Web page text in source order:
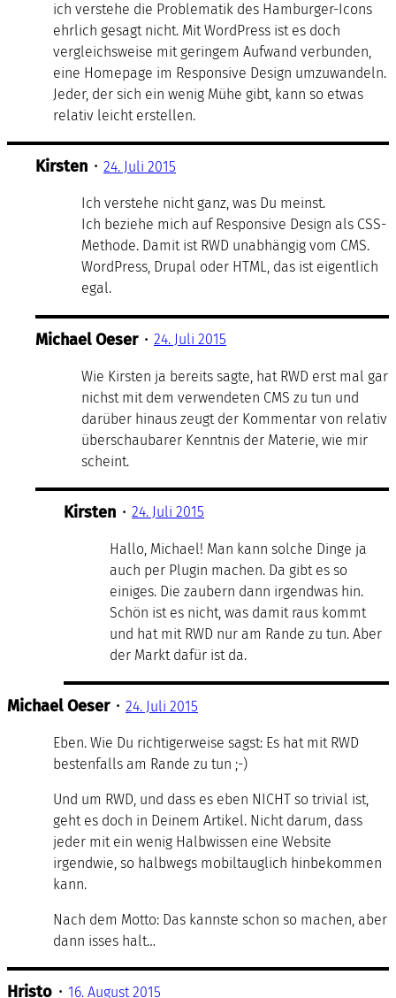
ich verstehe die Problematik des Hamburger-Icons
ehrlich gesagt nicht. Mit WordPress ist es doch
vergleichsweise mit geringem Aufwand verbunden,
eine Homepage im Responsive Design umzuwandeln.
Jeder, der sich ein wenig Mühe gibt, kann so etwas
relativ leicht erstellen.
Kirsten • 24. Juli 2015
Ich verstehe nicht ganz, was Du meinst.
Ich beziehe mich auf Responsive Design als CSS-
Methode. Damit ist RWD unabhängig vom CMS.
WordPress, Drupal oder HTML, das ist eigentlich
egal.
Michael Oeser • 24. Juli 2015
Wie Kirsten ja bereits sagte, hat RWD erst mal gar
nichst mit dem verwendeten CMS zu tun und
darüber hinaus zeugt der Kommentar von relativ
überschaubarer Kenntnis der Materie, wie mir
scheint.
Kirsten • 24. Juli 2015
Hallo, Michael! Man kann solche Dinge ja
auch per Plugin machen. Da gibt es so
einiges. Die zaubern dann irgendwas hin.
Schön ist es nicht, was damit raus kommt
und hat mit RWD nur am Rande zu tun. Aber
der Markt dafür ist da.
Michael Oeser • 24. Juli 2015
Eben. Wie Du richtigerweise sagst: Es hat mit RWD
bestenfalls am Rande zu tun ;-)
Und um RWD, und dass es eben NICHT so trivial ist,
geht es doch in Deinem Artikel. Nicht darum, dass
jeder mit ein wenig Halbwissen eine Website
irgendwie, so halbwegs mobiltauglich hinbekommen
kann.
Nach dem Motto: Das kannste schon so machen, aber
dann isses halt…
Hristo • 16. August 2015